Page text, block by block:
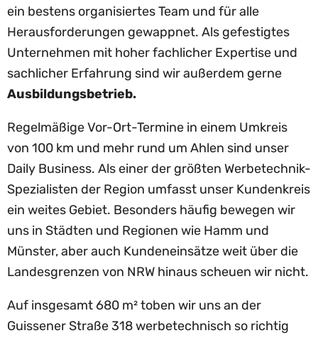
ein bestens organisiertes Team und für alle
Herausforderungen gewappnet. Als gefestigtes
Unternehmen mit hoher fachlicher Expertise und
sachlicher Erfahrung sind wir außerdem gerne
Ausbildungsbetrieb.
Regelmäßige Vor-Ort-Termine in einem Umkreis
von 100 km und mehr rund um Ahlen sind unser
Daily Business. Als einer der größten Werbetechnik-
Spezialisten der Region umfasst unser Kundenkreis
ein weites Gebiet. Besonders häufig bewegen wir
uns in Städten und Regionen wie Hamm und
Münster, aber auch Kundeneinsätze weit über die
Landesgrenzen von NRW hinaus scheuen wir nicht.
Auf insgesamt 680 m² toben wir uns an der
Guissener Straße 318 werbetechnisch so richtig